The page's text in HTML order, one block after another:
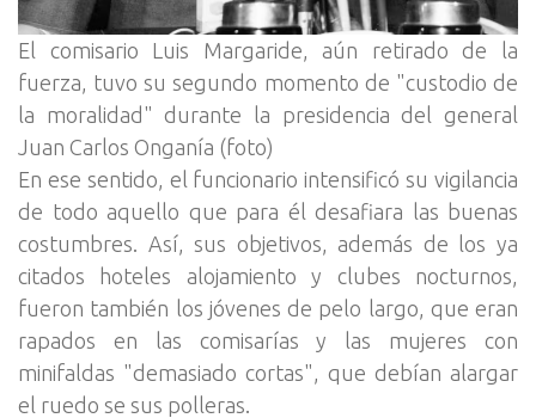
El comisario Luis Margaride, aún retirado de la
fuerza, tuvo su segundo momento de "custodio de
la moralidad" durante la presidencia del general
Juan Carlos Onganía (foto)
En ese sentido, el funcionario intensificó su vigilancia
de todo aquello que para él desafiara las buenas
costumbres. Así, sus objetivos, además de los ya
citados hoteles alojamiento y clubes nocturnos,
fueron también los jóvenes de pelo largo, que eran
rapados en las comisarías y las mujeres con
minifaldas "demasiado cortas", que debían alargar
el ruedo se sus polleras.